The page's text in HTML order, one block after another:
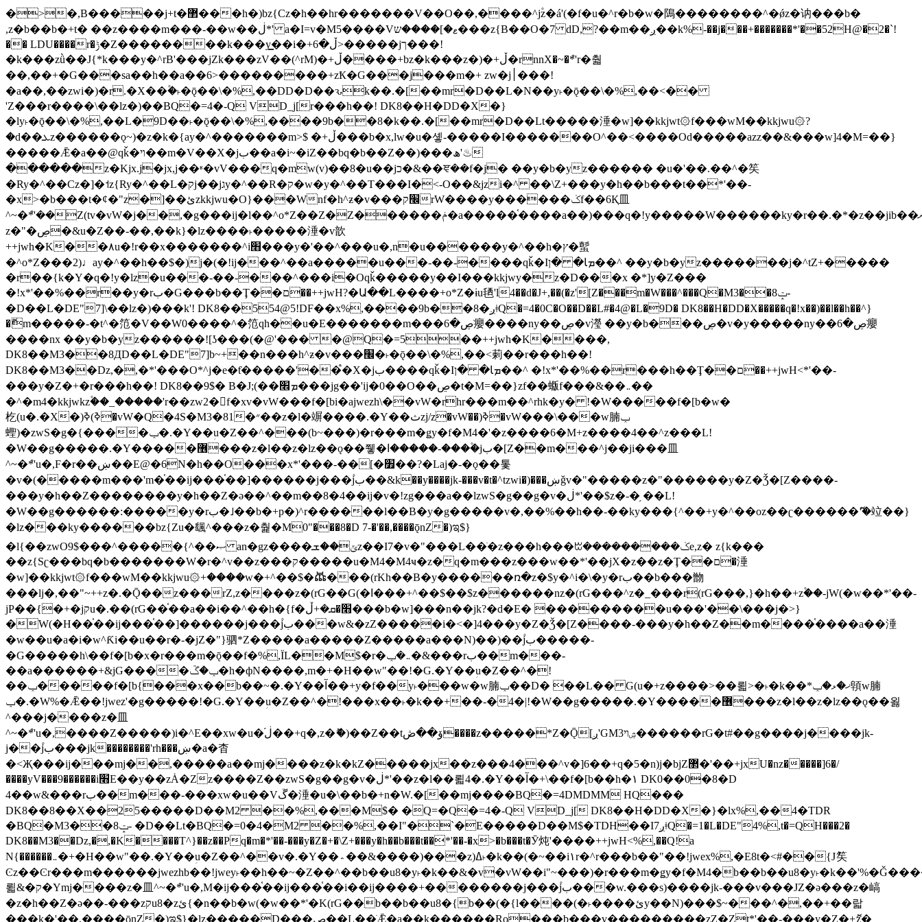
�>�,B�����j+t�޲���h�)bz{Cz�h��hr�������V��O��,����^j۫z�á'(�f�u�^r�b�w�隝��������^�ǿz�讷���b�
,z�b��b�+t� ��z����m���-��w��ڶ*' a�I=v�M5����Vޱ�]����ש���z{B��O�7 dD,?��m��ږ��k%-��j���+�������*'��52H@�2�`!
�� LDU����r�ݱ�Z��������k���y͇��i�+ڵ�6>�����jך���!
�k���zǜ��J{*k���y�^rB'���jZk���zV��(^rM)�+ڵ����+bz�k���z�)�+ڵ�rnnX�~�ܶ*'r�춻
��,��+�G���sa��h��a��6>���������+zҞ�G���j���m�+ zw�j׀���!
�a��,��zwi�)�r.�X��۫�˫�ǭ��\�%,��DD�D��ԅk��.�[��mr�D��L�N��y˫�ǭ��\�%,��<��
'Z���r����\��lz�)��BQ�=4�-Q VD_j[r���h��! DK8��H�DD�X�}
�ly˫�ǭ��\�%,��L�9D��˫�ǭ��\�%,����9b��8�k��.�[��mr�D��Lt�����涶�w]��kkjwt۞f���wM��kkjwu۞?
�d��ܥz������ǫ~)�z�k�{ay�^�������m>$ �+ڵ���b�x,lw�u�솋-�����I�������O^��<����Od�����azz��&���w]4�M=��}
�����Ǣ�a��@qǩ�ױ��m�V��X�jب��a�i~�iZ��bq�b��Z��)���ھ'♨
������z�Kjx.j�jx,j��ʶ�vV���q�mw(v)��8�u��jכ�&��ਞ��f�j� ��y�b�yz������ �u�'��.��^�笶
�Ry�^��Cz�]�˦z{Ry�^��L�קj��jגy�^��R�ק�w�y�^��T���I�<-O��&jzi�^ ��\Z+���y�h��b���t��*'��-
�x>�b���t�¢�"z�]��ئzkkjwu�O}���Wnf�h^ƶ�v���׬קrW����y������ݢf��6Қ⽫
^~�ܶ*'��Z(tv�vW�j��,�g���ij�l��^o*Z��Z�Z������ݥ�a�����֫����a��)���q�!y�����W������ky�r��.�*�z��jib��ނ+-
z�"�ڝ�&u�Z��-��,��k}�lz����˫�����涶�v歆
++jwh�K��٨u�!r��x�������^i׫���y�'��^���u�,n�u������y�^��h�ץ�蟚
�^o*Z���2)♩ay�^��h��$�)j�(�!ij���^��a�����u���-��-����qǩ�Iܡا� �ן��^ ��y�b�yz�������j�^tZ+�����
�r��{k�Y�q�!y�lz�u���-��-���^���i�Oqǩ�����y��I���kkjwy�z�D���x �*]y�Z���
�!x*'��%��r��y�rب�G���b��Ţ��ם��++jwH?�Ա��L����+o*Z�ɨu毢'l4��d�J+,��(�z'[Z���m�W���^���Q�M3��8ݓ-
�D��L�DE"7]\��lz�)���k'! DK8��554@5!DF��x%,����9b��8�ږǂQ�=4�0C�O��D��L#�4@�L�9D� DK8��H�DD�X�����q�!x��)��l��h��^}
�ޮm�����-�t^�笵�V��W0����^�笵qh��u�E�������m���ڝ�6癭����ny��ڝ�v瀅 ��y�b���ڝ�v�y�����ny��ڝ�6癭
����nx ��y�b�yz������![ʖ���(�@'��� �@Q�=5��++jwh�K����,
DK8��M3��8ДD��L�DE"7]b~+��n���h^ƶ�v���׬�˫�ǭ��\�%,��<䓶��r���h��!
DK8��M3��Dz,�,�*'���O*^j�e�ƭ�����'��֩�X�jب����qǩ�Iܡا� �ן��^ �!x*'��%��r���h��Ţ��ם��++jwH<*'��-
���y�Z�+�r���h��! DK8��9$� B�J;(��ܡ׮���jg��'ij�0��O��ڝ�t�M=��}zf��蝂f���&��܅��
�^�m4�kkjwkz۫��_�����'r��zw2�f�xv�vW���f�[bi�ajwezh\��vW�rhr���m��^rhk�y� !�W�����f�[b�w�
杚(u�.�X�)ߢ)ߢ�vW�Q�4S�M3�81�״��z�l�竮����.�Y��ثzj/z�vW��)ߢ�vW���\���w腩ݕ
蟶)�zwS�g�{����ݕ�.�Y��ؚu�Z��^���(b~���)�r���m�ǥy�f�M4�'�z����6�M+z����4��^z���L!
�W��g�����.�Y��؜���޶���z�l��z�lz��ǫ��쮛�ا�����-����۫jب�[Z��m���^j��ji���⽫
^~�ܶ*'u�,F�r��ښ��E@�6N�h��O���x*'���-��[�׿��?�Laj�-�ǫ��톷
�v�(�����m���'m�֫��ij���֫��]������j���۫jب��&k��y����jk-���v�t�^tzwi�)���ښǧv�"�����z�"������y�Z�Ǯ�[Z����-
���y�h��Z��������y�h��Z�ǝ��^��m��8�4��ij�v�!zg���a��lzwS�g��g�v�ڶ*'��$z�-�֥ ��L!
�W��g������:�����y�rب�˩��b�+p�)^r������l��B�y�g�����v�,��%��h��-��ky���{^��+y�^��oz��ʗ������ޮ'�竝��}
�lz���ky������bz{Zu�颻^���z�춽�M0"���8�D 7-�'��,����ǭnZ�)ಇ$}
�l{��zwO9$���^�����{^��ޞ an�gz����ݶ��ܫz��I7�v�"���L��ֹ�z���h���ꔱ���������ݢe,z� z{k���
��z{Sʗ���bq�b��� ����W�r�^v��z���ק�����u�M4�M4ҹ�z�q�m���z���w��*'��jX�z��z�Ţ��ם�涶
�w]��kkjwt۞f���wM��kkjwu۞+����w�+^��$�ꬡ���(rKh��B�y������ռ�z�$y�^i�\�y�rب��b���朆
���lj�,��"~++z�.�Ǭ��z���rZ,z����z�(rG��G(�ا���+^��$��$z������nz�(rG���^z�_���r(rG���,}�h��+z۫��-jW(�w��*'��-
jP��{�+�jקu�.��(rG��֫��a��i��^��h�{f�׫�ܩ�+ڵ���b�w]���n��jk?�d�E� ���������u���'��\���j�>}
�W(�H��֫��ij���֫��]������j���۫jب���w&�zZ�����i�<�]4���y�Z�Ǯ�[Z����-���y�h��Z��m����֫����a��涶
�w��u�a�i�w^Ƙi��u��r�-�jZ�"}驷*Z�����a�����Z�����a���N)��)��۫jب�����-
�G�����h\��f�[b�x�r���m�ǭ��f�%,ÏL��M$�r�܅�ݕ�&���rب��m���-
��a������+&jG����ݕ�ڱ�h�фN����,m�+�H��w"��!�G.�Y��ؚu�Z��^�!
��ݕ�����f�[b{���x��b��~�.�Y��آ��+y�f��y˫���w�w腩ݕ��D� ��L�� G(u�+z����>��뢻>�˫�k��*ޚ�ޅ�ݕ顊w腩
ݕ�.�W%�Ǣ��!jwez'�g�����!�G.�Y��ؚu�Z��^�!���x��˫�k��+��-�4�|!�W��g�����.�Y��؜���޶���z�l��z�lz��ǫ��욇
^���j����z�⽫
^~�ܶ*'u�,����Z�����)i�^E��xw�u�ڶ֜��+q�,z�ޮ�)��Z��tۆ��ڞ����z�����*Z�Ǭ[ږ'GM3ۺױ������rG�t#��g����j����jk-
j��۫jب���jk��������'rh���ښ�a�杳
�<Җ���ij���mj��,�����a��mj����z�k�kZ�����jx��z���4���^v�]6��+q�5�n)j�bjZ޲�'��+jxU�nz�����]6�/
����yV���9������i׫E��y��zȦ�Zz����Z��zwS�g��g�v�ڶ*'��z�l��뢻4�.�Y��آ�+\��f�[b��h�١ DK0��0�8�D
4��w&���rب��m���-���xw�u��Vڱ�涶�u�\��b�+n�W.�[��mj����BQ�=4DMDMM HQ���
DK8��8��X��25�����D��M2 ��%,���M$� �Q=�Q�=4�-Q VD_j[ DK8��H�DD�X�}�lx%,��4�TDR
�BQ�M3��8ݓ- �D��Lt�BQ�=0�4�M2 ��%,��I"�`�E�����D��M$�TDH��I7ږǂQ�=1�L�DE"4%,t�=QH���2�
DK8��M3��Dz,�,�K����T^}��z��Pq�m�*'��-���y�Z�+�\Z+���y�h��b���t��*'��-�x>�b���t�Ӯ炖'����++jwH<%,��Q!a
N{������܅�+�H��w"��.�Y��ؚu�Z��^��v�.�Y��؞��&����)���z)ߡ˫�k��(�~��i١r�^r���b��"��!jwex%,�E8t�<#��{Jު笶
뢻&�ק�Ymj����z�⽫^~�ܶ*'u�,M�ij���֫��ij���֫��i��ij����+��������j���۫jب���w.���s)����jk-���v���JZ�ǝ���z�嵪
�z�h��Z�ǝ��-���zקu8�zئ{�n��b�w(�w��*'�K(rG��b��b��u8�{b��(�{l����(�˫����ئy��N)���$~���^�,��+��랇
���k�'��,����ǭnZ�)ಇ$}�lz�����D���ڝ��L��ֹǢ�a��k������Rǫ���b���v���������zZ�Zt*'��-���y�Z�+ޮz�